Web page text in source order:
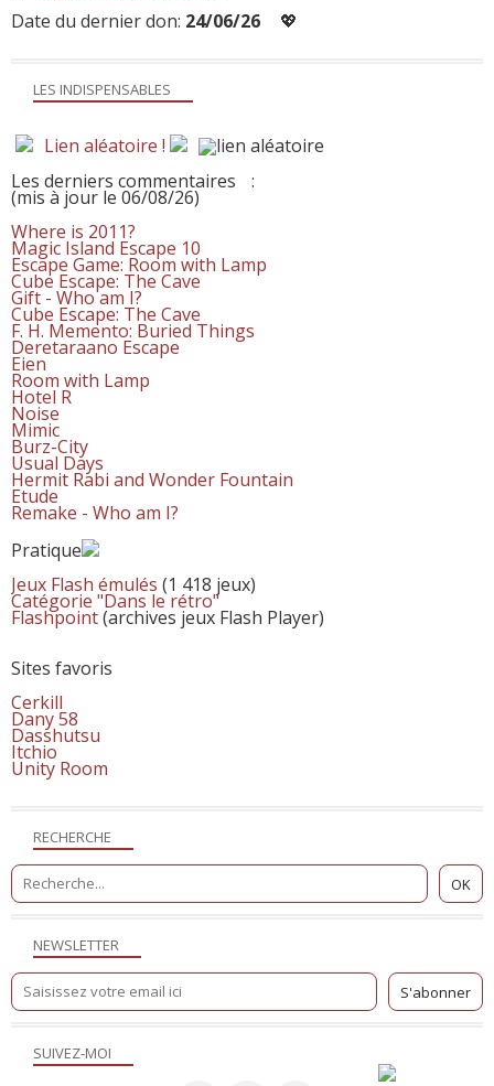
NEWSLETTER
SUIVEZ-MOI
RECHERCHE
LES INDISPENSABLES
Lien aléatoire !
Les derniers commentaires
:
(mis à jour le 06/08/26)
Where is 2011?
Magic Island Escape 10
Escape Game: Room with Lamp
Cube Escape: The Cave
Gift - Who am I?
Cube Escape: The Cave
F. H. Memento: Buried Things
Deretaraano Escape
Eien
Room with Lamp
Hotel R
Noise
Mimic
Burz-City
Usual Days
Hermit Rabi and Wonder Fountain
Etude
Remake - Who am I?
Pratique
Jeux Flash émulés (1 418 jeux)
Catégorie "Dans le rétro"
Flashpoint(archives jeux Flash Player)
Sites favoris
Cerkill
Dany 58
Dasshutsu
Itchio
Unity Room
Date du dernier don: 24/06/26 💖